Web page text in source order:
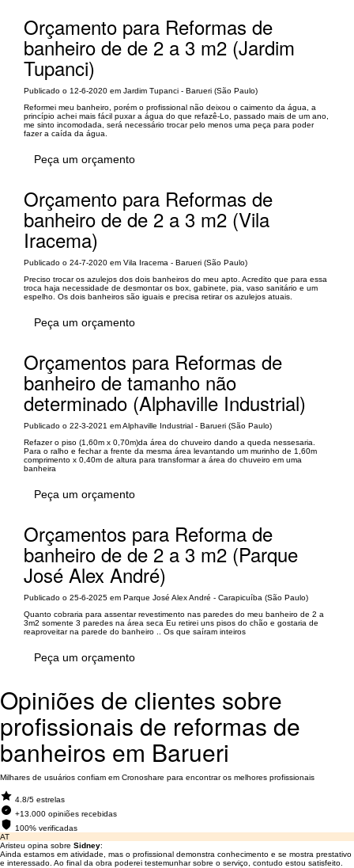
Orçamento para Reformas de
banheiro de de 2 a 3 m2 (Jardim
Tupanci)
Publicado o 12-6-2020 em Jardim Tupanci - Barueri (São Paulo)
Reformei meu banheiro, porém o profissional não deixou o caimento da água, a
princípio achei mais fácil puxar a água do que refazê-Lo, passado mais de um ano,
me sinto incomodada, será necessário trocar pelo menos uma peça para poder
fazer a caída da água.
Peça um orçamento
Orçamento para Reformas de
banheiro de de 2 a 3 m2 (Vila
Iracema)
Publicado o 24-7-2020 em Vila Iracema - Barueri (São Paulo)
Preciso trocar os azulejos dos dois banheiros do meu apto. Acredito que para essa
troca haja necessidade de desmontar os box, gabinete, pia, vaso sanitário e um
espelho. Os dois banheiros são iguais e precisa retirar os azulejos atuais.
Peça um orçamento
Orçamentos para Reformas de
banheiro de tamanho não
determinado (Alphaville Industrial)
Publicado o 22-3-2021 em Alphaville Industrial - Barueri (São Paulo)
Refazer o piso (1,60m x 0,70m)da área do chuveiro dando a queda nessesaria.
Para o ralho e fechar a frente da mesma área levantando um murinho de 1,60m
comprimento x 0,40m de altura para transformar a área do chuveiro em uma
banheira
Peça um orçamento
Orçamentos para Reforma de
banheiro de de 2 a 3 m2 (Parque
José Alex André)
Publicado o 25-6-2025 em Parque José Alex André - Carapicuíba (São Paulo)
Quanto cobraria para assentar revestimento nas paredes do meu banheiro de 2 a
3m2 somente 3 paredes na área seca Eu retirei uns pisos do chão e gostaria de
reaproveitar na parede do banheiro .. Os que saíram inteiros
Peça um orçamento
Opiniões de clientes sobre
profissionais de reformas de
banheiros em Barueri
Milhares de usuários confiam em Cronoshare para encontrar os melhores profissionais
4.8/5 estrelas
+13.000 opiniões recebidas
100% verificadas
AT
Aristeu opina sobre Sidney:
Ainda estamos em atividade, mas o profissional demonstra conhecimento e se mostra prestativo
e interessado. Ao final da obra poderei testemunhar sobre o serviço, contudo estou satisfeito.